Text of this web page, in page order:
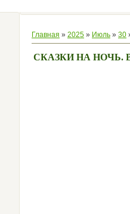
Главная » 2025 » Июль » 30
СКАЗКИ НА НОЧЬ.